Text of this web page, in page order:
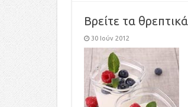
Βρείτε τα
30 Ιούν 2012